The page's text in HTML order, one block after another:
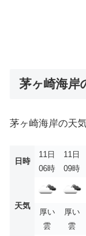
茅ヶ崎海岸
茅ヶ崎海岸の天
日時
11日
06時
11日
09時
天気
厚い
雲
厚い
雲